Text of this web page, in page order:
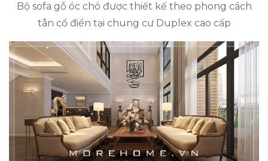
Bộ sofa gỗ óc chó được thiết kế theo phong cách
tân cổ điển tại chung cư Duplex cao cấp